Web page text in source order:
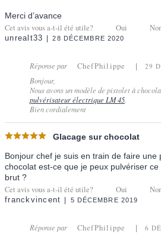
Merci d’avance
Cet avis vous a-t-il été utile? Oui
unrealt33 28 DÉCEMBRE 2020
Réponse par ChefPhilippe 29
Bonjour,
Nous avons un modèle de pistolet à
pulvérisateur électrique LM 45.
Bien cordialement
Glacage sur chocolat
Bonjour chef je suis en train de faire une
chocolat est-ce que je peux pulvériser
brut ?
Cet avis vous a-t-il été utile? Oui
franckvincent 5 DÉCEMBRE 2019
Réponse par ChefPhilippe 6